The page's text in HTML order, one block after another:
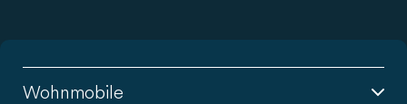
Wohnmobile